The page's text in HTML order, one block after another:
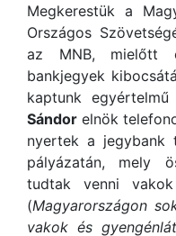
Megkerestük a
Országos
az MNB, mielőtt
bankjegyek
kaptunk
Sándor elnök
nyertek a jegybank
pályázatán, mely
tudtak venni
(Magyarországon
vakok és